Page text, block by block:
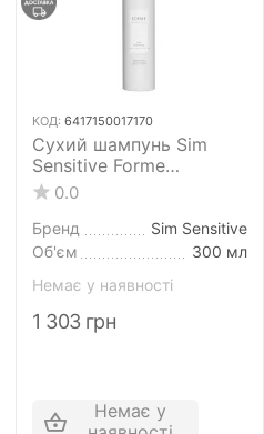
КОД: 6417150017170
Сухий шампунь Sim
Sensitive Forme
Essentials Dry Shampoo
300 мл
0.0
Бренд
Sim Sensitive
Об'єм
300 мл
Немає у наявності
1 303 грн
Немає у